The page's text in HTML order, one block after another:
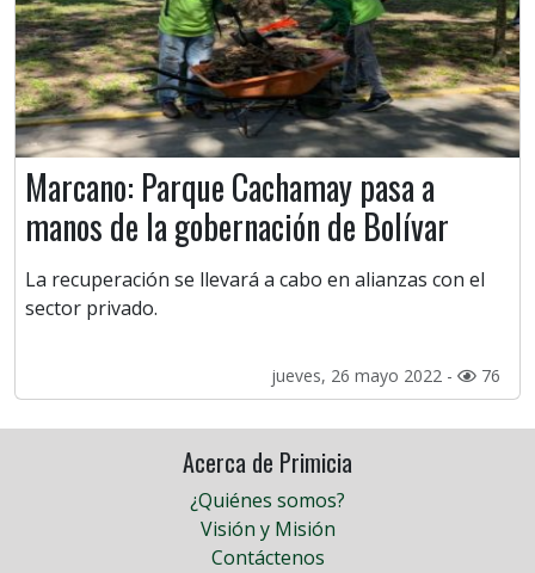
Marcano: Parque Cachamay pasa a
manos de la gobernación de Bolívar
La recuperación se llevará a cabo en alianzas con el
sector privado.
jueves, 26 mayo 2022 - 76
Acerca de Primicia
¿Quiénes somos?
Visión y Misión
Contáctenos